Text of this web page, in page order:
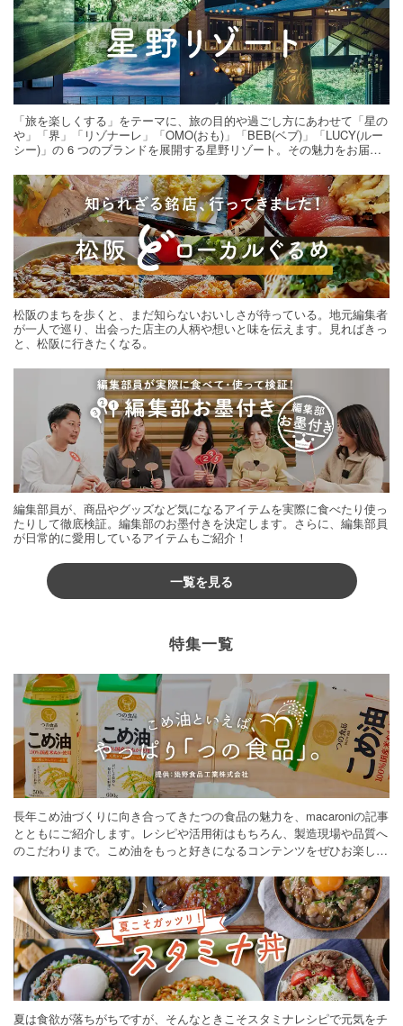
「旅を楽しくする」をテーマに、旅の目的や過ごし方にあわせて「星の
や」「界」「リゾナーレ」「OMO(おも)」「BEB(ベブ)」「LUCY(ルー
シー)」の 6 つのブランドを展開する星野リゾート。その魅力をお届け
松阪のまちを歩くと、まだ知らないおいしさが待っている。地元編集者
が一人で巡り、出会った店主の人柄や想いと味を伝えます。見ればきっ
と、松阪に行きたくなる。
編集部員が、商品やグッズなど気になるアイテムを実際に食べたり使っ
たりして徹底検証。編集部のお墨付きを決定します。さらに、編集部員
が日常的に愛用しているアイテムもご紹介！
一覧を見る
特集一覧
長年こめ油づくりに向き合ってきたつの食品の魅力を、macaroniの記事
とともにご紹介します。レシピや活用術はもちろん、製造現場や品質へ
のこだわりまで。こめ油をもっと好きになるコンテンツをぜひお楽しみ
夏は食欲が落ちがちですが、そんなときこそスタミナレシピで元気をチ